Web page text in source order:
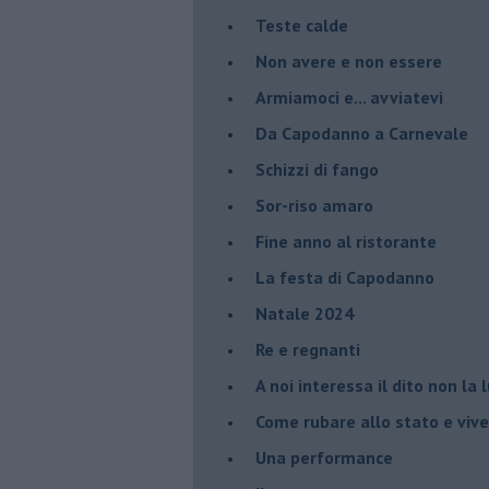
Teste calde
Non avere e non essere
Armiamoci e... avviatevi
Da Capodanno a Carnevale
Schizzi di fango
Sor-riso amaro
Fine anno al ristorante
La festa di Capodanno
Natale 2024
Re e regnanti
A noi interessa il dito non la
Come rubare allo stato e
Una performance